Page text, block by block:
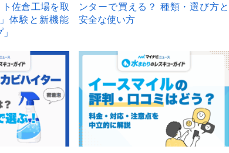
佐倉工場を取
体験と新機能
ンターで買える？ 種類・選び方と
安全な使い方